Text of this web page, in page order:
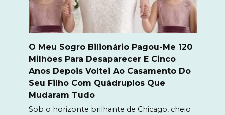
O Meu Sogro Bilionário Pagou-Me 120
Milhões Para Desaparecer E Cinco
Anos Depois Voltei Ao Casamento Do
Seu Filho Com Quádruplos Que
Mudaram Tudo
Sob o horizonte brilhante de Chicago, cheio